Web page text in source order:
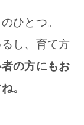
ひとつ。
し、育て方
の方にもお
。